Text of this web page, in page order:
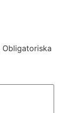
Obligatoriska